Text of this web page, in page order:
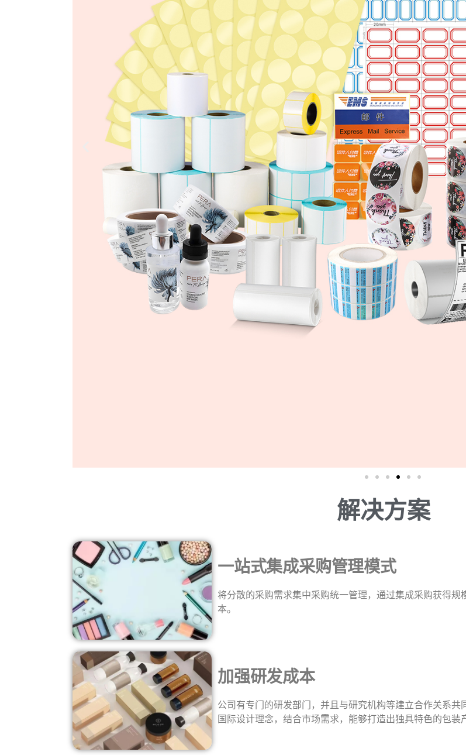
解决方案
一站式集成采购管理模式
将分散的采购需求集中采购统一管理，通过集成采购获得规
本。
加强研发成本
公司有专门的研发部门，并且与研究机构等建立合作关系共
国际设计理念，结合市场需求，能够打造出独具特色的包装